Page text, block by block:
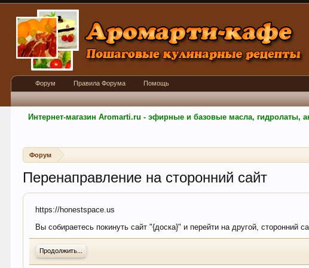
Интернет-магазин Aromarti.ru - эфирные и базовые масла,
Форум
Перенаправление на сторонний сайт
https://honestspace.us
Вы собираетесь покинуть сайт "{доска}" и перейти на другой,
Продолжить...
Форум Правила Форума Помощь